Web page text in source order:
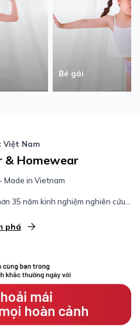
Bé gái
Việt Nam
& Homewear
Made in Vietnam
35 năm kinh nghiệm nghiên cứu,
và trẻ em; giúp bạn chăm sóc bản
những điều nhỏ nhất.
phá